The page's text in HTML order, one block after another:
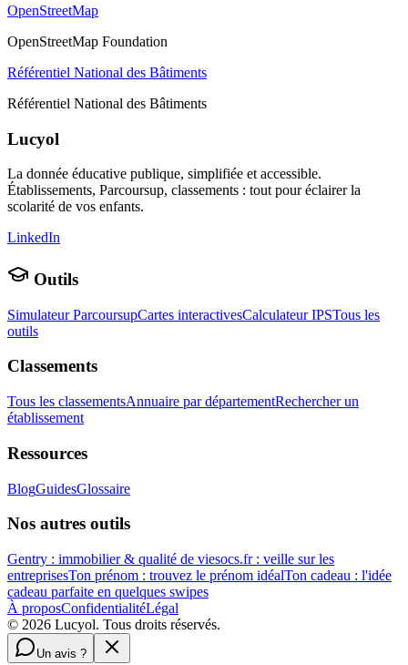
OpenStreetMap
OpenStreetMap Foundation
Référentiel National des Bâtiments
Référentiel National des Bâtiments
Lucyol
La donnée éducative publique, simplifiée et accessible.
Établissements, Parcoursup, classements : tout pour éclairer la
scolarité de vos enfants.
LinkedIn
Outils
Simulateur ParcoursupCartes interactivesCalculateur IPSTous les
outils
Classements
Tous les classementsAnnuaire par départementRechercher un
établissement
Ressources
BlogGuidesGlossaire
Nos autres outils
Gentry : immobilier & qualité de viesocs.fr : veille sur les
entreprisesTon prénom : trouvez le prénom idéalTon cadeau : l'idée
cadeau parfaite en quelques swipes
À proposConfidentialitéLégal
© 2026 Lucyol. Tous droits réservés.
Un avis ?